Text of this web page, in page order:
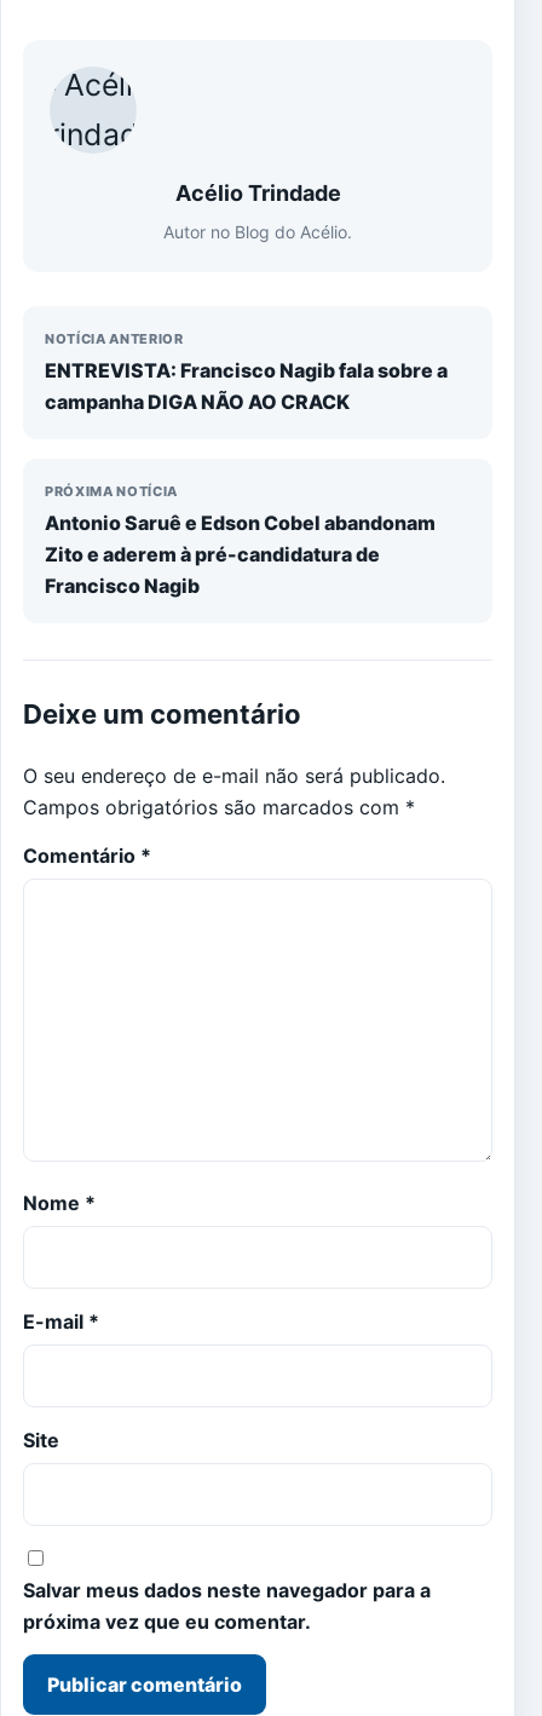
Acélio Trindade
Autor no Blog do Acélio.
NOTÍCIA ANTERIOR
ENTREVISTA: Francisco Nagib fala sobre a
campanha DIGA NÃO AO CRACK
PRÓXIMA NOTÍCIA
Antonio Saruê e Edson Cobel abandonam
Zito e aderem à pré-candidatura de
Francisco Nagib
Deixe um comentário
O seu endereço de e-mail não será publicado.
Campos obrigatórios são marcados com *
Comentário *
Nome *
E-mail *
Site
Salvar meus dados neste navegador para a
próxima vez que eu comentar.